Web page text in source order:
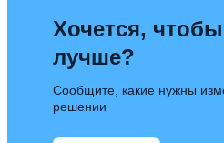
Хочется,
лучше?
Сообщите, какие нужны
решении